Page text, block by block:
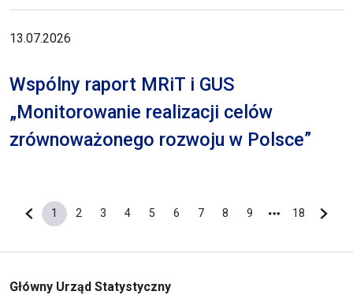
13.07.2026
Wspólny raport MRiT i GUS
„Monitorowanie realizacji celów
zrównoważonego rozwoju w Polsce”
Poprzednia strona
Bieżąca strona
1
Strona
2
Strona
3
Strona
4
Strona
5
Strona
6
Strona
7
Strona
8
Strona
9
Ostatnia
18
Główny Urząd Statystyczny